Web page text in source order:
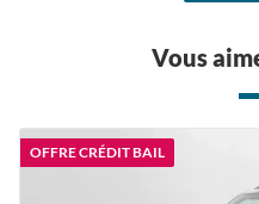
Vous
OFFRE CRÉDIT BAIL